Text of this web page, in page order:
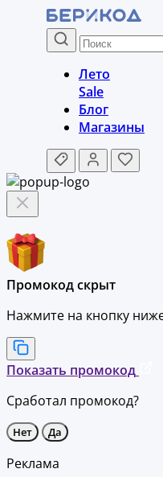
Лето
Sale
Блог
Магазины
Промокод скрыт
Нажмите на кнопку
Показать промокод
Сработал промокод?
Нет Да
Реклама